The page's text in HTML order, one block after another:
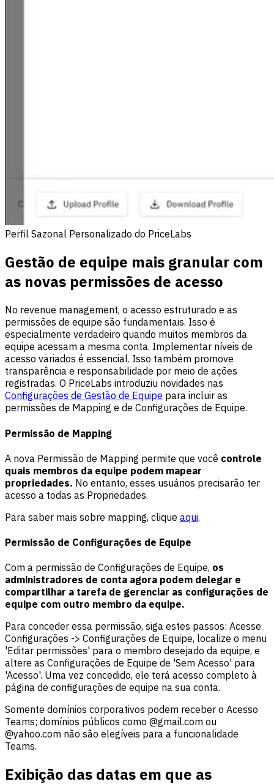
Perfil Sazonal Personalizado do PriceLabs
Gestão de equipe mais granular com
as novas permissões de acesso
No revenue management, o acesso estruturado e as
permissões de equipe são fundamentais. Isso é
especialmente verdadeiro quando muitos membros da
equipe acessam a mesma conta. Implementar níveis de
acesso variados é essencial. Isso também promove
transparência e responsabilidade por meio de ações
registradas. O PriceLabs introduziu novidades nas
Configurações de Gestão de Equipe para incluir as
permissões de Mapping e de Configurações de Equipe.
Permissão de Mapping
A nova Permissão de Mapping permite que você controle
quais membros da equipe podem mapear
propriedades. No entanto, esses usuários precisarão ter
acesso a todas as Propriedades.
Para saber mais sobre mapping, clique aqui.
Permissão de Configurações de Equipe
Com a permissão de Configurações de Equipe, os
administradores de conta agora podem delegar e
compartilhar a tarefa de gerenciar as configurações de
equipe com outro membro da equipe.
Para conceder essa permissão, siga estes passos: Acesse
Configurações -> Configurações de Equipe, localize o menu
'Editar permissões' para o membro desejado da equipe, e
altere as Configurações de Equipe de 'Sem Acesso' para
'Acesso'. Uma vez concedido, ele terá acesso completo à
página de configurações de equipe na sua conta.
Somente domínios corporativos podem receber o Acesso
Teams; domínios públicos como @gmail.com ou
@yahoo.com não são elegíveis para a funcionalidade
Teams.
Exibição das datas em que as